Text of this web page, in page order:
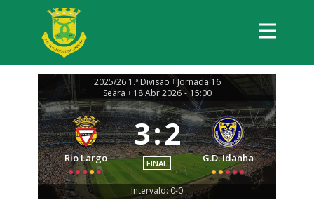
2025/26 1.ª Divisão | Jornada 16
Seara | 18 Abr 2026 - 15:00
Rio Largo
3:2
FINAL G.D. Idanha
Intervalo: 0-0